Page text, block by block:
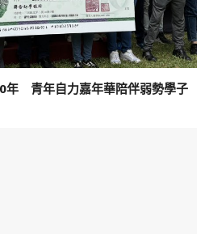
年 青年自力嘉年華陪伴弱勢學子